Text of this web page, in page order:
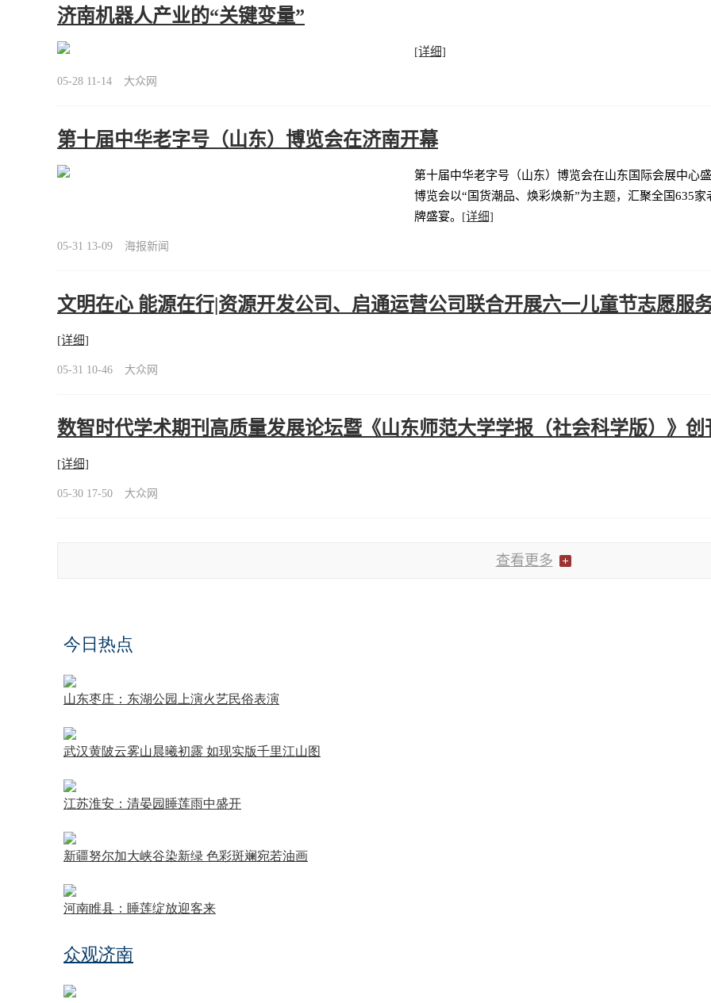
济南机器人产业的“关键变量”
[详细]
05-28 11-14 大众网
第十届中华老字号（山东）博览会在济南开幕
第十届中华老字号（山东）博览会在山东国际会展中心
博览会以“国货潮品、焕彩焕新”为主题，汇聚全国635
牌盛宴。 [详细]
05-31 13-09 海报新闻
文明在心 能源在行|资源开发公司、启通运营公司联合开展六一儿童节志愿服
[详细]
05-31 10-46 大众网
数智时代学术期刊高质量发展论坛暨《山东师范大学学报（社会科学版）》
[详细]
05-30 17-50 大众网
查看更多